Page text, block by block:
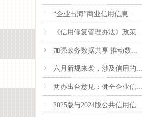
“企业出海”商业信用信息...
《信用修复管理办法》政策...
加强政务数据共享 推动数...
六月新规来袭，涉及信用的...
两办出台意见：健全企业信...
2025版与2024版公共信用信...